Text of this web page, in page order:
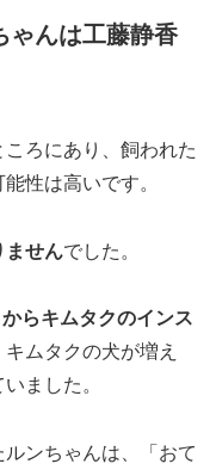
ゃんは工藤静香
ろにあり、飼われた
性は高いです。
ませんでした。
らキムタクのインス
ムタクの犬が増え
ました。
ンちゃんは、「おて